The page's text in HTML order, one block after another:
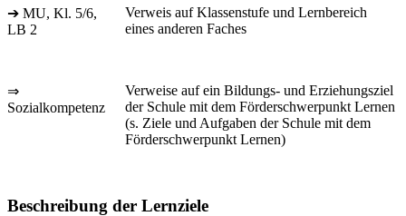
➔ MU, Kl. 5/6,
LB 2
Verweis auf Klassenstufe und Lernbereich
eines anderen Faches
⇒
Sozialkompetenz
Verweise auf ein Bildungs- und Erziehungsziel
der Schule mit dem Förderschwerpunkt Lernen
(s. Ziele und Aufgaben der Schule mit dem
Förderschwerpunkt Lernen)
Beschreibung der Lernziele